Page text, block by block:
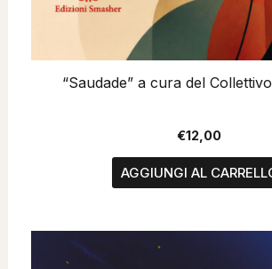
“Saudade” a cura del
€12,00
AGGIUNGI AL